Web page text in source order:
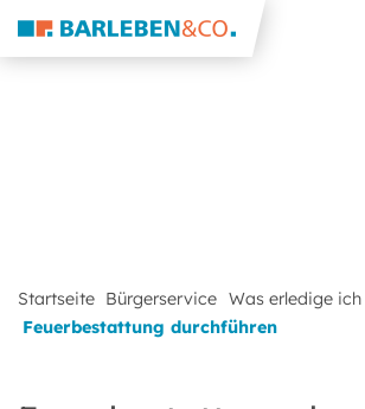
Startseite Bürgerservice Was erledige ich
Feuerbestattung durchführen